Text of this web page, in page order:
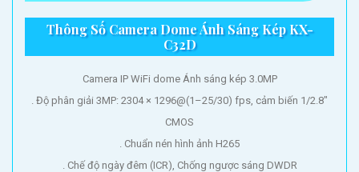
Thông Số Camera Dome Ánh Sáng Kép KX-
C32D
Camera IP WiFi dome Ánh sáng kép 3.0MP
. Độ phân giải 3MP: 2304 × 1296@(1–25/30) fps, cảm biến 1/2.8"
CMOS
. Chuẩn nén hình ảnh H265
. Chế độ ngày đêm (ICR), Chống ngược sáng DWDR